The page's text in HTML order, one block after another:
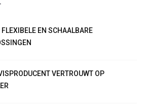
EN SCHAALBARE
VERTROUWT OP